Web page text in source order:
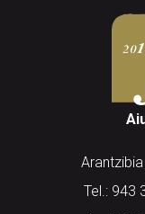
Tel.: 943